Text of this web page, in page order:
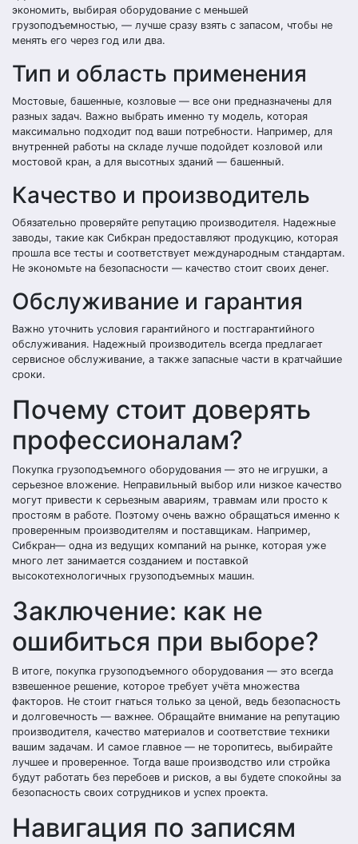
экономить, выбирая оборудование с меньшей
грузоподъемностью, — лучше сразу взять с запасом, чтобы не
менять его через год или два.
Тип и область применения
Мостовые, башенные, козловые — все они предназначены для
разных задач. Важно выбрать именно ту модель, которая
максимально подходит под ваши потребности. Например, для
внутренней работы на складе лучше подойдет козловой или
мостовой кран, а для высотных зданий — башенный.
Качество и производитель
Обязательно проверяйте репутацию производителя. Надежные
заводы, такие как Сибкран предоставляют продукцию, которая
прошла все тесты и соответствует международным стандартам.
Не экономьте на безопасности — качество стоит своих денег.
Обслуживание и гарантия
Важно уточнить условия гарантийного и постгарантийного
обслуживания. Надежный производитель всегда предлагает
сервисное обслуживание, а также запасные части в кратчайшие
сроки.
Почему стоит доверять
профессионалам?
Покупка грузоподъемного оборудования — это не игрушки, а
серьезное вложение. Неправильный выбор или низкое качество
могут привести к серьезным авариям, травмам или просто к
простоям в работе. Поэтому очень важно обращаться именно к
проверенным производителям и поставщикам. Например,
Сибкран— одна из ведущих компаний на рынке, которая уже
много лет занимается созданием и поставкой
высокотехнологичных грузоподъемных машин.
Заключение: как не
ошибиться при выборе?
В итоге, покупка грузоподъемного оборудования — это всегда
взвешенное решение, которое требует учёта множества
факторов. Не стоит гнаться только за ценой, ведь безопасность
и долговечность — важнее. Обращайте внимание на репутацию
производителя, качество материалов и соответствие техники
вашим задачам. И самое главное — не торопитесь, выбирайте
лучшее и проверенное. Тогда ваше производство или стройка
будут работать без перебоев и рисков, а вы будете спокойны за
безопасность своих сотрудников и успех проекта.
Навигация по записям